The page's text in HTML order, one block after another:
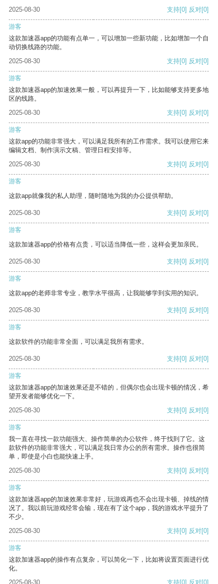
2025-08-30
支持[0] 反对[0]
游客
这款加速器app的功能有点单一，可以增加一些新功能，比如增加一个自
动切换线路的功能。
2025-08-30
支持[0] 反对[0]
游客
这款加速器app的加速效果一般，可以再提升一下，比如能够支持更多地
区的线路。
2025-08-30
支持[0] 反对[0]
游客
这款app的功能非常强大，可以满足我所有的工作需求。我可以使用它来
编辑文档、制作演示文稿、管理日程安排等。
2025-08-30
支持[0] 反对[0]
游客
这款app就像我的私人助理，随时随地为我的办公提供帮助。
2025-08-30 支持[0] 反对[0]
游客
这款加速器app的价格有点贵，可以适当降低一些，这样会更加亲民。
2025-08-30 支持[0] 反对[0]
游客
这款app的老师非常专业，教学水平很高，让我能够学到实用的知识。
2025-08-30 支持[0] 反对[0]
游客
这款软件的功能非常全面，可以满足我所有需求。
2025-08-30 支持[0] 反对[0]
游客
这款加速器app的加速效果还是不错的，但偶尔也会出现卡顿的情况，希
望开发者能够优化一下。
2025-08-30
支持[0] 反对[0]
游客
我一直在寻找一款功能强大、操作简单的办公软件，终于找到了它。这
款软件的功能非常强大，可以满足我日常办公的所有需求。操作也很简
单，即使是小白也能快速上手。
2025-08-30
支持[0] 反对[0]
游客
这款加速器app的加速效果非常好，玩游戏再也不会出现卡顿、掉线的情
况了。我以前玩游戏经常会输，现在有了这个app，我的游戏水平提升了
不少。
2025-08-30
支持[0] 反对[0]
游客
这款加速器app的操作有点复杂，可以简化一下，比如将设置页面进行优
化。
2025-08-30
支持[0] 反对[0]